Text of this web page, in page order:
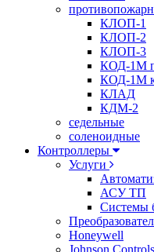
КЛОП-1
КЛОП-2
КЛОП-3
КОД-1М
КОД-1М
КЛАД
КДМ-2
седельные
соленоидные
Контроллеры
Услуги
АСУ ТП
Системы
Honeywell
Johnson Controls